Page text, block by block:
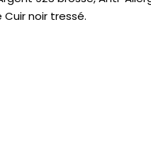
noir tressé.